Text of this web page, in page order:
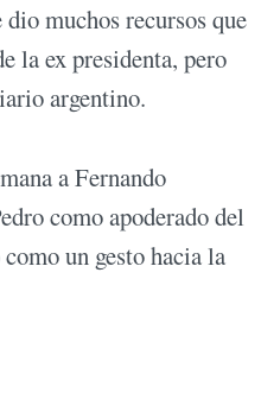
muchos recursos que
la ex presidenta, pero
argentino.
a Fernando
como apoderado del
un gesto hacia la